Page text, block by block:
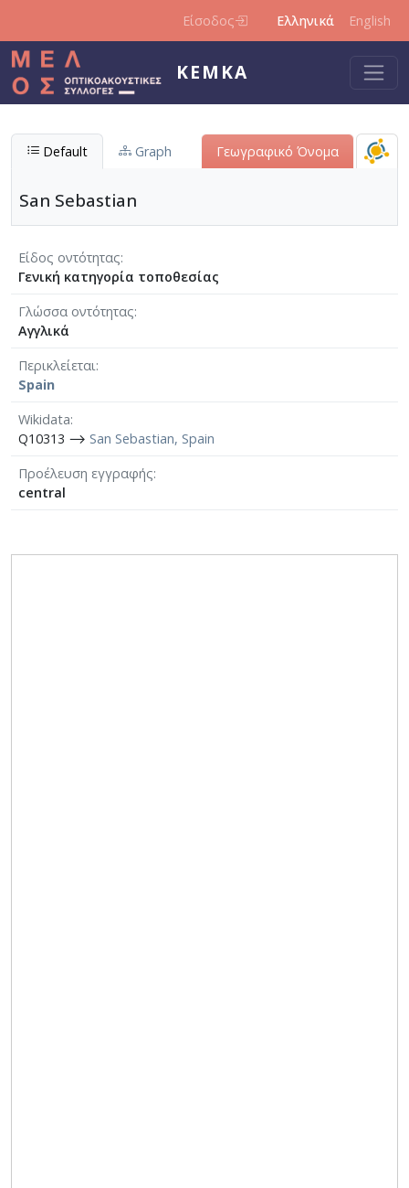
Είσοδος Ελληνικά English
ΚΕΜΚΑ
Default Graph Γεωγραφικό Όνομα
San Sebastian
Είδος οντότητας
Γενική κατηγορία τοποθεσίας
Γλώσσα οντότητας
Αγγλικά
Περικλείεται
Spain
Wikidata
Q10313 ⟶ San Sebastian, Spain
Προέλευση εγγραφής
central